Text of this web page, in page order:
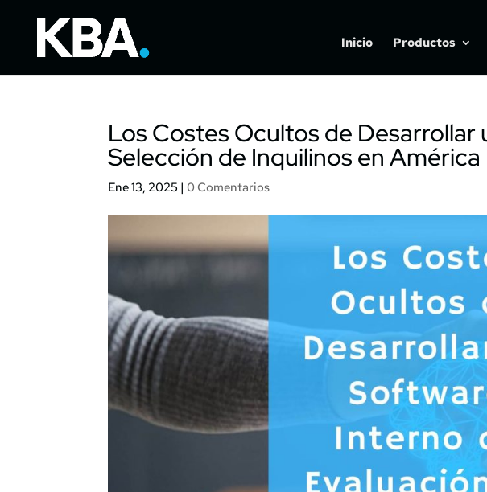
Inicio Productos
Los Costes Ocultos de
Selección de Inquilinos en
Ene 13, 2025 |0 Comentarios